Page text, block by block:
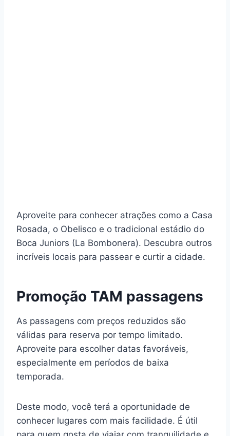
Aproveite para conhecer atrações como a Casa
Rosada, o Obelisco e o tradicional estádio do
Boca Juniors (La Bombonera). Descubra outros
incríveis locais para passear e curtir a cidade.
Promoção TAM passagens
As passagens com preços reduzidos são
válidas para reserva por tempo limitado.
Aproveite para escolher datas favoráveis,
especialmente em períodos de baixa
temporada.
Deste modo, você terá a oportunidade de
conhecer lugares com mais facilidade. É útil